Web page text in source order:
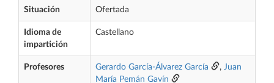
Situación Ofertada
Idioma de
impartición
Castellano
Profesores Gerardo García-Álvarez García , Juan
María Pemán Gavín